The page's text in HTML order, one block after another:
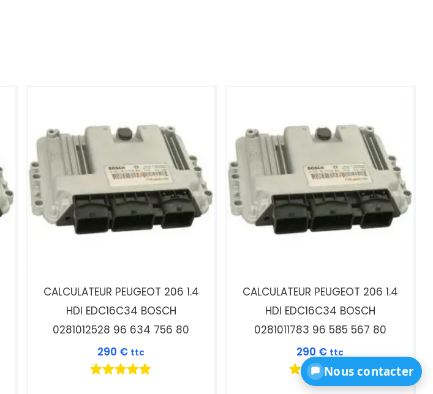
CALCULATEUR PEUGEOT 206 1.4
HDI EDC16C34 BOSCH
0281012528 96 634 756 80
290 € ttc
CALCULATEUR PEUGEOT 206 1.4
HDI EDC16C34 BOSCH
0281011783 96 585 567 80
290 € ttc
Note
Nous contacter